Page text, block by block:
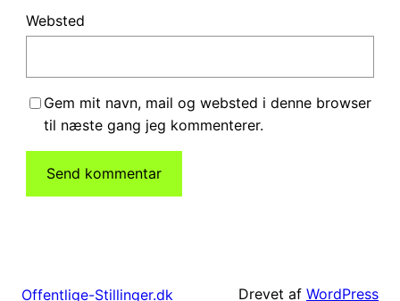
Websted
Gem mit navn, mail og websted i denne browser
til næste gang jeg kommenterer.
Offentlige-Stillinger.dk Drevet af WordPress